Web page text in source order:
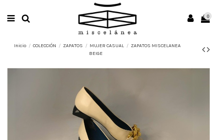
0
Inicio COLECCIÓN ZAPATOS MUJER CASUAL
ZAPATOS MISCELANEA
BEIGE